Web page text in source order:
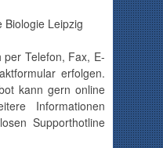
Biologie Leipzig
per Telefon, Fax, E-
erfolgen.
kann gern online
Informationen
Supporthotline